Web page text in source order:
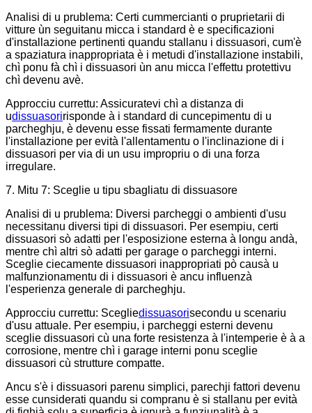
Analisi di u prublema: Certi cummercianti o pruprietarii di
vitture ùn seguitanu micca i standard è e specificazioni
d'installazione pertinenti quandu stallanu i dissuasori, cum'è
a spaziatura inappropriata è i metudi d'installazione instabili,
chì ponu fà chì i dissuasori ùn anu micca l'effettu protettivu
chì devenu avè.
Approcciu currettu: Assicuratevi chì a distanza di
udissuasoririsponde à i standard di cuncepimentu di u
parcheghju, è devenu esse fissati fermamente durante
l'installazione per evità l'allentamentu o l'inclinazione di i
dissuasori per via di un usu impropriu o di una forza
irregulare.
7. Mitu 7: Sceglie u tipu sbagliatu di dissuasore
Analisi di u prublema: Diversi parcheggi o ambienti d'usu
necessitanu diversi tipi di dissuasori. Per esempiu, certi
dissuasori sò adatti per l'esposizione esterna à longu andà,
mentre chì altri sò adatti per garage o parcheggi interni.
Sceglie ciecamente dissuasori inappropriati pò causà u
malfunzionamentu di i dissuasori è ancu influenzà
l'esperienza generale di parcheghju.
Approcciu currettu: Scegliedissuasorisecondu u scenariu
d'usu attuale. Per esempiu, i parcheggi esterni devenu
sceglie dissuasori cù una forte resistenza à l'intemperie è à a
corrosione, mentre chì i garage interni ponu sceglie
dissuasori cù strutture compatte.
Ancu s'è i dissuasori parenu simplici, parechji fattori devenu
esse cunsiderati quandu si compranu è si stallanu per evità